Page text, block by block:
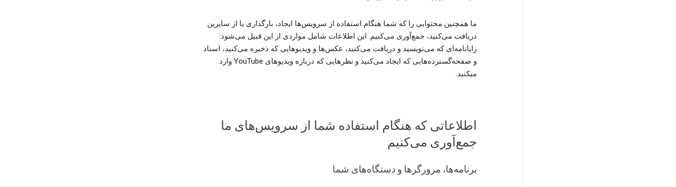
ما همچنین محتوایی را که شما هنگام استفاده از سرویس‌ها ایجاد، بارگذاری یا از سایرین
دریافت می‌کنید، جمع‌آوری می‌کنیم. این اطلاعات شامل مواردی از این قبیل می‌شود:
رایانامه‌ای که می‌نویسید و دریافت می‌کنید، عکس‌ها و ویدیوهایی که ذخیره می‌کنید، اسناد
و صفحه‌گسترده‌هایی که ایجاد می‌کنید و نظرهایی که درباره ویدیوهای YouTube وارد
میکنید.
اطلاعاتی که هنگام استفاده شما از سرویس‌های ما
جمع‌‌آوری می‌کنیم
برنامه‌ها، مرورگرها و دستگاه‌های شما